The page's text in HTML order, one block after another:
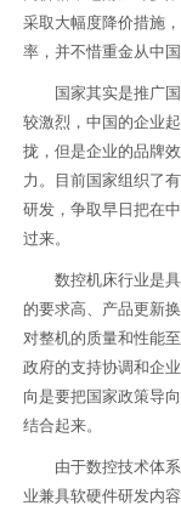
采取大幅度降价措施
率，并不惜重金从中
国家其实是推广国
较激烈，中国的企业
拢，但是企业的品牌
力。目前国家组织了
研发，争取早日把在
过来。
数控机床行业是具
的要求高、产品更新
对整机的质量和性能
政府的支持协调和企
向是要把国家政策导
结合起来。
由于数控技术体系
业兼具软硬件研发内